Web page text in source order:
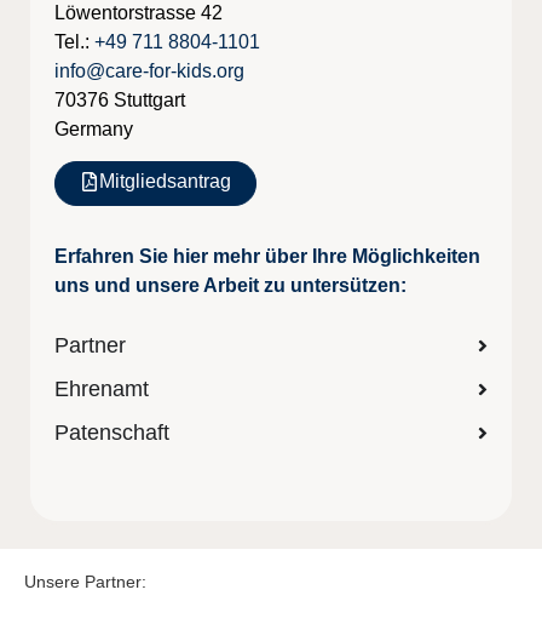
Löwentorstrasse 42
Tel.:+49 711 8804-1101
info@care-for-kids.org
70376 Stuttgart
Germany
Mitgliedsantrag
Erfahren Sie hier mehr über Ihre Möglichkeiten
uns und unsere Arbeit zu untersützen:
Partner
Ehrenamt
Patenschaft
Unsere Partner: